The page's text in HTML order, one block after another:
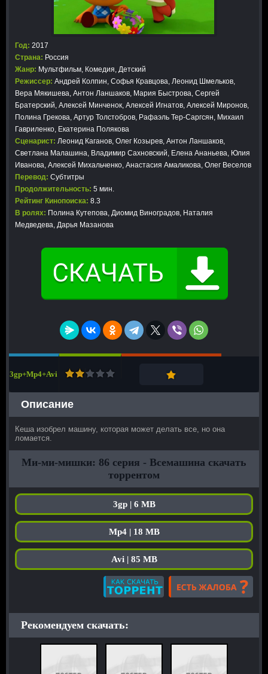
Год: 2017
Страна: Россия
Жанр: Мультфильм, Комедия, Детский
Режиссер: Андрей Колпин, Софья Кравцова, Леонид Шмельков,
Вера Мякишева, Антон Ланшаков, Мария Быстрова, Сергей
Братерский, Алексей Минченок, Алексей Игнатов, Алексей Миронов,
Полина Грекова, Артур Толстобров, Рафаэль Тер-Саргсян, Михаил
Гавриленко, Екатерина Полякова
Сценарист: Леонид Каганов, Олег Козырев, Антон Ланшаков,
Светлана Малашина, Владимир Сахновский, Елена Ананьева, Юлия
Иванова, Алексей Михальченко, Анастасия Амаликова, Олег Веселов
Перевод: Субтитры
Продолжительность: 5 мин.
Рейтинг Кинопоиска: 8.3
В ролях: Полина Кутепова, Диомид Виноградов, Наталия
Медведева, Дарья Мазанова
3gp+Mp4+Avi
Описание
Кеша изобрел машину, которая может делать все, но она
ломается.
Ми-ми-мишки: 86 серия - Всемашина скачать
торрентом
3gp | 6 MB
Mp4 | 18 MB
Avi | 85 MB
Рекомендуем скачать: